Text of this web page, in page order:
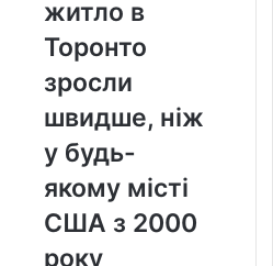
житло
в
Торонто
зросли
ніж
у
якому
місті
житло в
Торонто
зросли
швидше, ніж
у будь-
якому місті
США з 2000
року